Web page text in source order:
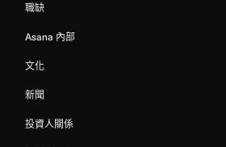
職缺
Asana 內部
文化
新聞
投資人關係